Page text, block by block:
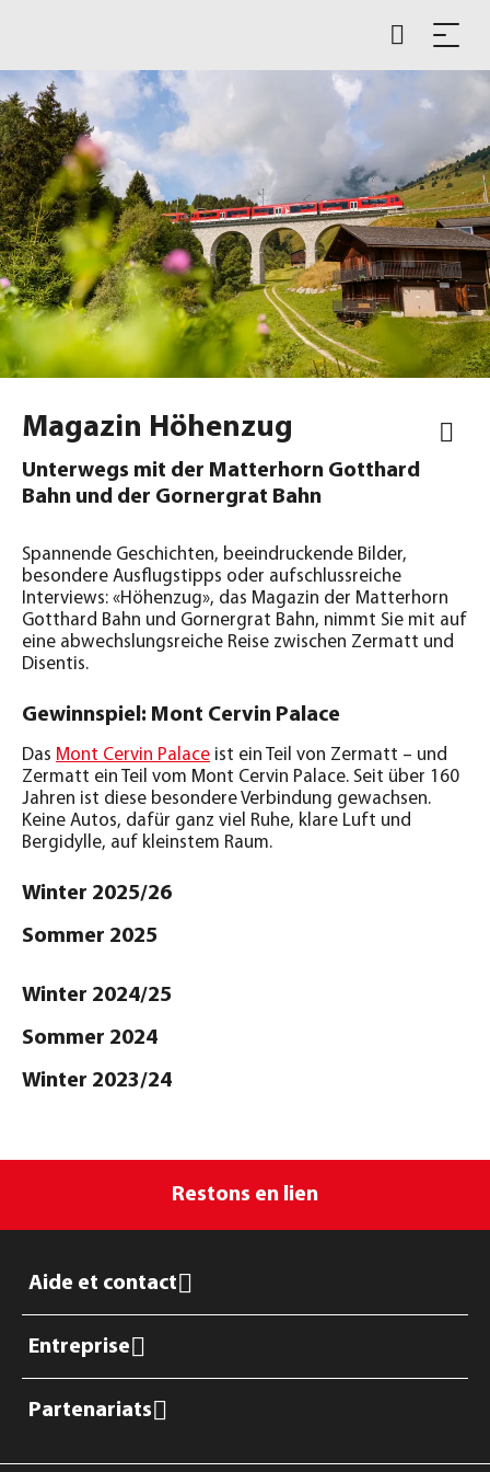
Magazin Höhenzug
Unterwegs mit der Matterhorn Gotthard
Bahn und der Gornergrat Bahn
Spannende Geschichten, beeindruckende Bilder,
besondere Ausflugstipps oder aufschlussreiche
Interviews: «Höhenzug», das Magazin der Matterhorn
Gotthard Bahn und Gornergrat Bahn, nimmt Sie mit auf
eine abwechslungsreiche Reise zwischen Zermatt und
Disentis.
Gewinnspiel: Mont Cervin Palace
Das Mont Cervin Palace ist ein Teil von Zermatt – und
Zermatt ein Teil vom Mont Cervin Palace. Seit über 160
Jahren ist diese besondere Verbindung gewachsen.
Keine Autos, dafür ganz viel Ruhe, klare Luft und
Bergidylle, auf kleinstem Raum.
Winter 2025/26
Sommer 2025
Winter 2024/25
Sommer 2024
Winter 2023/24
Restons en lien
Aide et contact
Entreprise
Partenariats